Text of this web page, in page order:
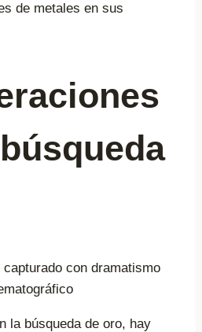
de metales en sus
la búsqueda de oro, hay